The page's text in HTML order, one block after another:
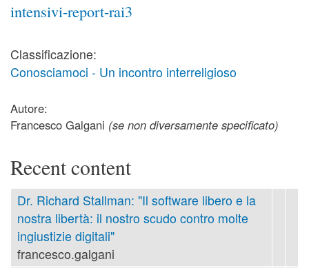
intensivi-report-rai3
Classificazione:
Conosciamoci - Un incontro interreligioso
Autore:
Francesco Galgani (se non diversamente specificato)
Recent content
Dr. Richard Stallman: "Il software libero e la
nostra libertà: il nostro scudo contro molte
ingiustizie digitali"
francesco.galgani